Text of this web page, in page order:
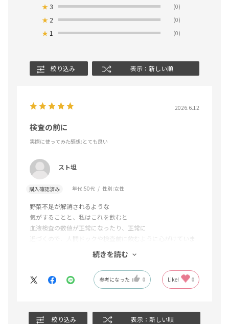
★3 (0)
★ 2 (0)
★ 1 (0)
絞り込み 表示：新しい順
2026.6.12
検査の前に
実際に使ってみた感想:とても良い
スト坦
購入確認済み 年代:50代 性別:女性
野菜不足が解消されるような
気がすることと、私はこれを飲むと
血液検査の数値が正常になったり、正常に
近づくので、人間ドックや検査前に飲むように心がけていま
初めのころは飲むとセロリの匂いが気に
なってたのですが(今でも気になりますが)、慣れました。『良
薬口に苦し』と思ってます。
続きを読む
参考になった 0 Like! 0
絞り込み 表示：新しい順